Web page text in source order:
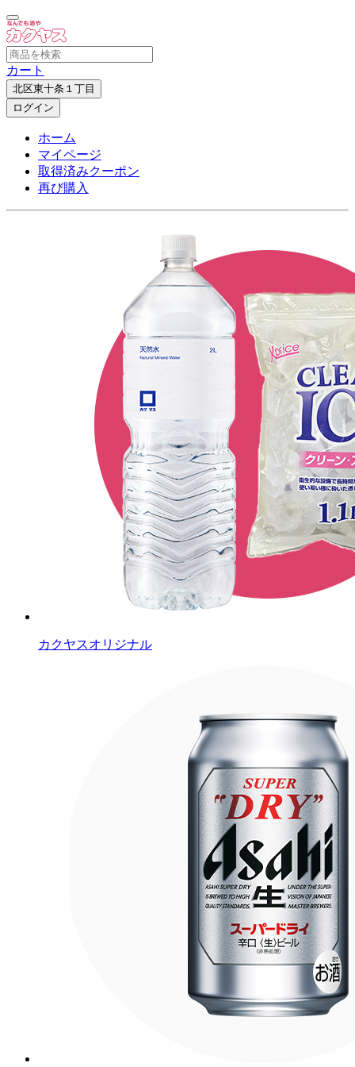
カート
北区東十条１丁目
ログイン
ホーム
マイページ
取得済みクーポン
再び購入
カクヤスオリジナル